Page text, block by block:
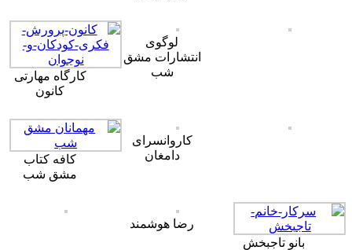
لوگوی
انتشارات مشق
شب
کارگاه مهارتی
کانون
کاروانسرای
دامغان
کافه کتاب
مشق شب
بانو تاجبخش
رضا هوشمند